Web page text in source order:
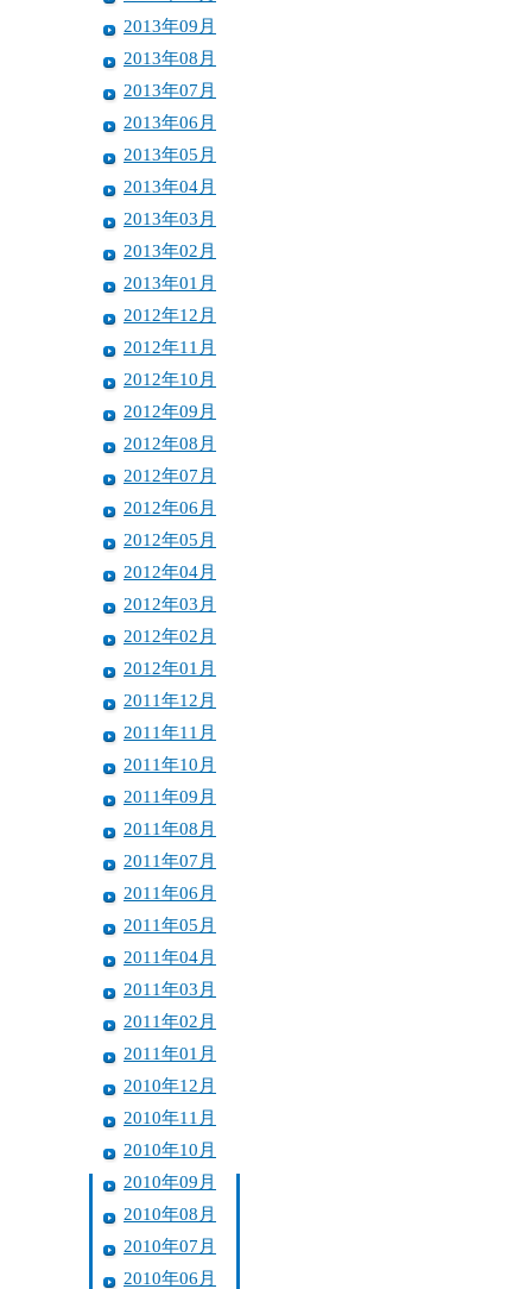
2013年09月
2013年08月
2013年07月
2013年06月
2013年05月
2013年04月
2013年03月
2013年02月
2013年01月
2012年12月
2012年11月
2012年10月
2012年09月
2012年08月
2012年07月
2012年06月
2012年05月
2012年04月
2012年03月
2012年02月
2012年01月
2011年12月
2011年11月
2011年10月
2011年09月
2011年08月
2011年07月
2011年06月
2011年05月
2011年04月
2011年03月
2011年02月
2011年01月
2010年12月
2010年11月
2010年10月
2010年09月
2010年08月
2010年07月
2010年06月